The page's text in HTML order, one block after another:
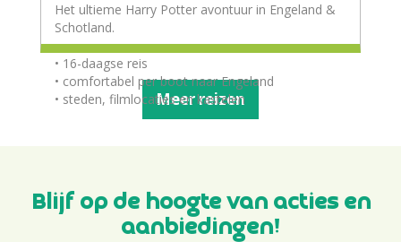
Het ultieme Harry Potter avontuur in Engeland &
Schotland.
• 16-daagse reis
• comfortabel per boot naar Engeland
• steden, filmlocaties en kastelen
Meer reizen
Blijf op de hoogte van acties en
aanbiedingen!